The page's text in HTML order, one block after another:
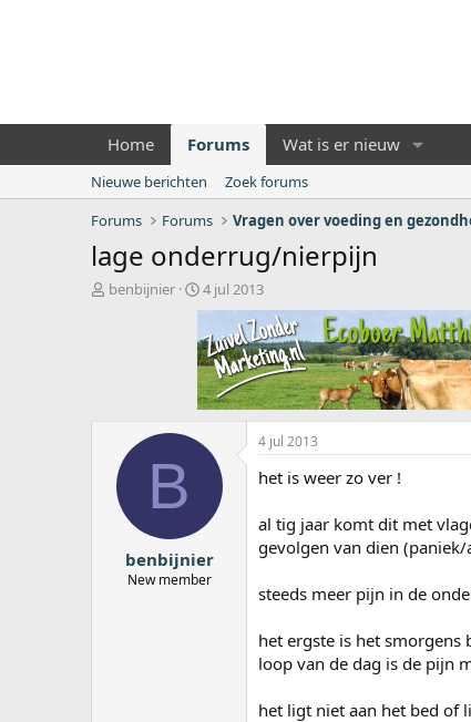
Home Forums Wat is er nieuw
Nieuwe berichten
Zoek forums
Forums
Forums Vragen over voeding en
lage onderrug/nierpijn
O
benbijnier
S
t
r
t
d
a
u
4 jul 2013
B
benbijnier
New member
4 jul 2013
het is weer zo ver !
al tig jaar komt dit met
gevolgen van dien
steeds meer pijn in de
het ergste is het
loop van de dag is de pijn
het ligt niet aan het bed of